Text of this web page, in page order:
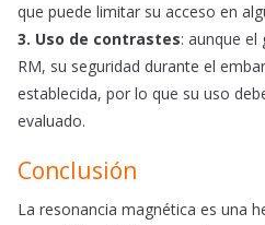
que puede limitar su acceso en
3. Uso de contrastes: aunque el
RM, su seguridad durante el
establecida, por lo que su uso
evaluado.
Conclusión
La resonancia magnética es una